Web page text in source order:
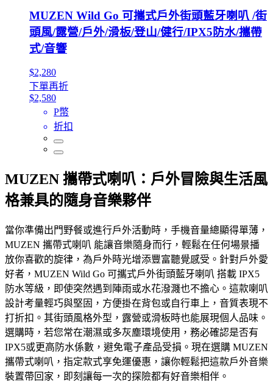
MUZEN Wild Go 可攜式戶外街頭藍牙喇叭 /街
頭風/露營/戶外/滑板/登山/健行/IPX5防水/攜帶
式/音響
$2,280
下單再折
$2,580
P幣
折扣
MUZEN 攜帶式喇叭：戶外冒險與生活風
格兼具的隨身音樂夥伴
當你準備出門野餐或進行戶外活動時，手機音量總顯得單薄，
MUZEN 攜帶式喇叭 能讓音樂隨身而行，輕鬆在任何場景播
放你喜歡的旋律，為戶外時光增添豐富聽覺感受。針對戶外愛
好者，MUZEN Wild Go 可攜式戶外街頭藍牙喇叭 搭載 IPX5
防水等級，即使突然遇到陣雨或水花潑濺也不擔心。這款喇叭
設計考量輕巧與堅固，方便掛在背包或自行車上，音質表現不
打折扣。其街頭風格外型，露營或滑板時也能展現個人品味。
選購時，若您常在潮濕或多灰塵環境使用，務必確認是否有
IPX5或更高防水係數，避免電子產品受損。現在選購 MUZEN
攜帶式喇叭，指定款式享免運優惠，讓你輕鬆把這款戶外音樂
裝置帶回家，即刻讓每一次的探險都有好音樂相伴。